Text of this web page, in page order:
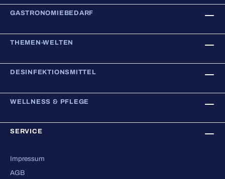
GASTRONOMIEBEDARF
THEMEN-WELTEN
DESINFEKTIONSMITTEL
WELLNESS & PFLEGE
SERVICE
Impressum
AGB